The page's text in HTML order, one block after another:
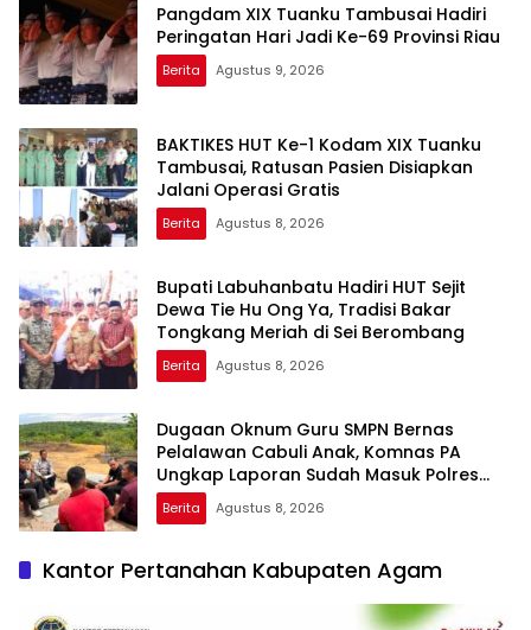
Pangdam XIX Tuanku Tambusai Hadiri
Peringatan Hari Jadi Ke-69 Provinsi Riau
Berita Agustus 9, 2026
BAKTIKES HUT Ke-1 Kodam XIX Tuanku
Tambusai, Ratusan Pasien Disiapkan
Jalani Operasi Gratis
Berita Agustus 8, 2026
Bupati Labuhanbatu Hadiri HUT Sejit
Dewa Tie Hu Ong Ya, Tradisi Bakar
Tongkang Meriah di Sei Berombang
Berita Agustus 8, 2026
Dugaan Oknum Guru SMPN Bernas
Pelalawan Cabuli Anak, Komnas PA
Ungkap Laporan Sudah Masuk Polres
Sejak Juli
Berita Agustus 8, 2026
Kantor Pertanahan Kabupaten Agam